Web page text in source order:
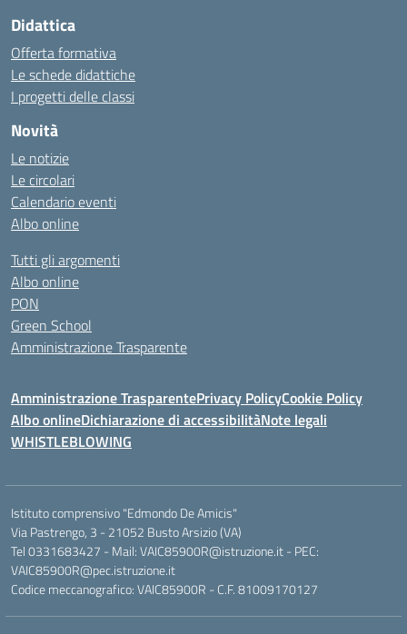
Didattica
Offerta formativa
Le schede didattiche
I progetti delle classi
Novità
Le notizie
Le circolari
Calendario eventi
Albo online
Tutti gli argomenti
Albo online
PON
Green School
Amministrazione Trasparente
Amministrazione TrasparentePrivacy PolicyCookie Policy
Albo onlineDichiarazione di accessibilitàNote legali
WHISTLEBLOWING
Istituto comprensivo "Edmondo De Amicis"
Via Pastrengo, 3 - 21052 Busto Arsizio (VA)
Tel 0331683427 - Mail: VAIC85900R@istruzione.it - PEC:
VAIC85900R@pec.istruzione.it
Codice meccanografico: VAIC85900R - C.F. 81009170127